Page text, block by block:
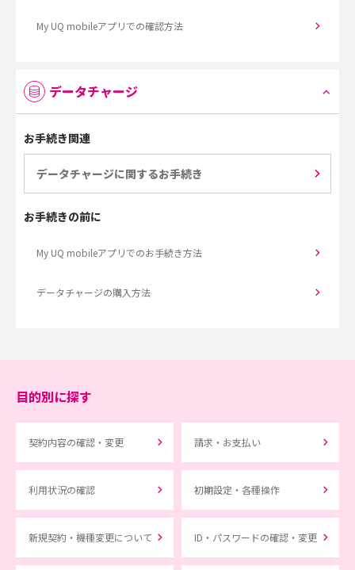
My UQ mobileアプリでの確認方法
データチャージ
お手続き関連
データチャージに関するお手続き
お手続きの前に
My UQ mobileアプリでのお手続き方法
データチャージの購入方法
目的別に探す
契約内容の確認・変更 請求・お支払い
利用状況の確認 初期設定・各種操作
新規契約・機種変更について ID・パスワードの確認・変更